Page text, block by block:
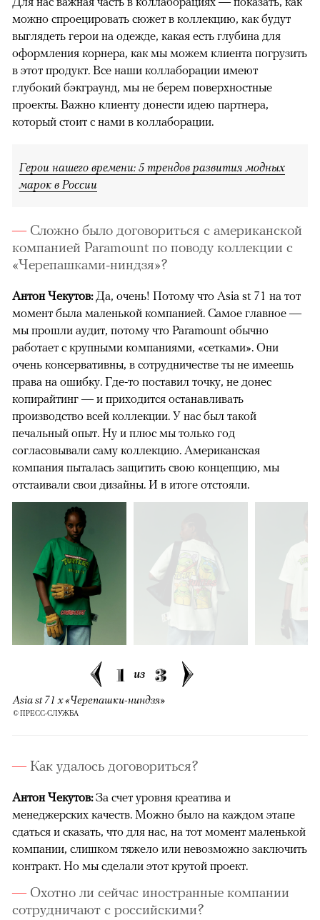
можно спроецировать сюжет в коллекцию, как будут
выглядеть герои на одежде, какая есть глубина для
оформления корнера, как мы можем клиента погрузить
в этот продукт. Все наши коллаборации имеют
глубокий бэкграунд, мы не берем поверхностные
проекты. Важно клиенту донести идею партнера,
который стоит с нами в коллаборации.
Герои нашего времени: 5 трендов развития модных
марок в России
Сложно было договориться с американской
компанией Paramount по поводу коллекции с
«Черепашками-ниндзя»?
Антон Чекутов: Да, очень! Потому что Asia st 71 на тот
момент была маленькой компанией. Самое главное —
мы прошли аудит, потому что Paramount обычно
работает с крупными компаниями, «сетками». Они
очень консервативны, в сотрудничестве ты не имеешь
права на ошибку. Где-то поставил точку, не донес
копирайтинг — и приходится останавливать
производство всей коллекции. У нас был такой
печальный опыт. Ну и плюс мы только год
согласовывали саму коллекцию. Американская
компания пыталась защитить свою концепцию, мы
отстаивали свои дизайны. И в итоге отстояли.
1 из 3
Asia st 71 x «Черепашки-ниндзя»
© ПРЕСС-СЛУЖБА
Как удалось договориться?
Антон Чекутов:За счет уровня креатива и
менеджерских качеств. Можно было на каждом этапе
сдаться и сказать, что для нас, на тот момент маленькой
компании, слишком тяжело или невозможно заключить
контракт. Но мы сделали этот крутой проект.
Охотно ли сейчас иностранные компании
сотрудничают с российскими?